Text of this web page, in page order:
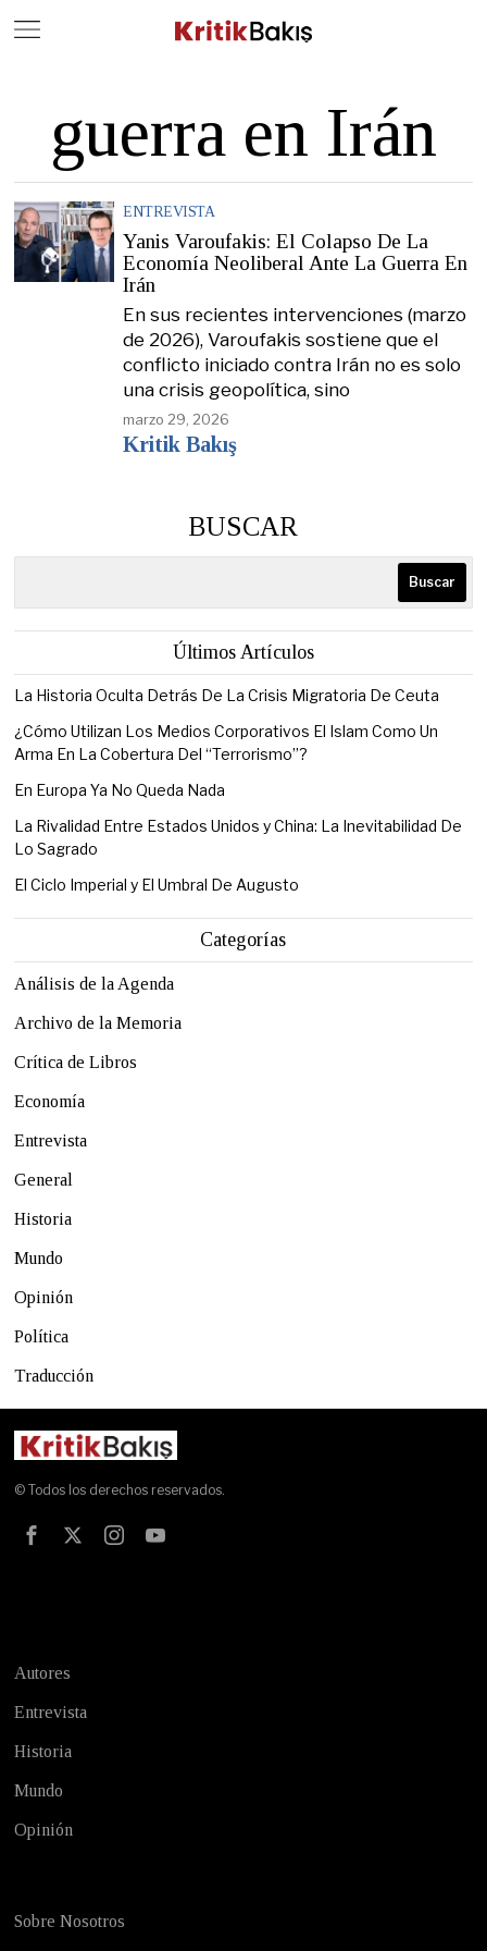
guerra en Irán
ENTREVISTA
Yanis Varoufakis: El Colapso De La
Economía Neoliberal Ante La Guerra En
Irán
En sus recientes intervenciones (marzo
de 2026), Varoufakis sostiene que el
conflicto iniciado contra Irán no es solo
una crisis geopolítica, sino
marzo 29, 2026
Kritik Bakış
BUSCAR
Buscar
Últimos Artículos
La Historia Oculta Detrás De La Crisis Migratoria De Ceuta
¿Cómo Utilizan Los Medios Corporativos El Islam Como Un
Arma En La Cobertura Del “Terrorismo”?
En Europa Ya No Queda Nada
La Rivalidad Entre Estados Unidos y China: La Inevitabilidad De
Lo Sagrado
El Ciclo Imperial y El Umbral De Augusto
Categorías
Análisis de la Agenda
Archivo de la Memoria
Crítica de Libros
Economía
Entrevista
General
Historia
Mundo
Opinión
Política
Traducción
© Todos los derechos reservados.
Autores
Entrevista
Historia
Mundo
Opinión
Sobre Nosotros